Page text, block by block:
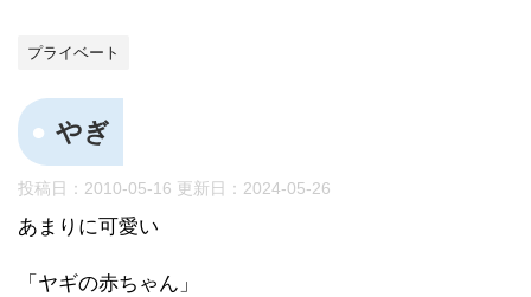
プライベート
やぎ
投稿日：2010-05-16 更新日： 2024-05-26
あまりに可愛い
「ヤギの赤ちゃん」